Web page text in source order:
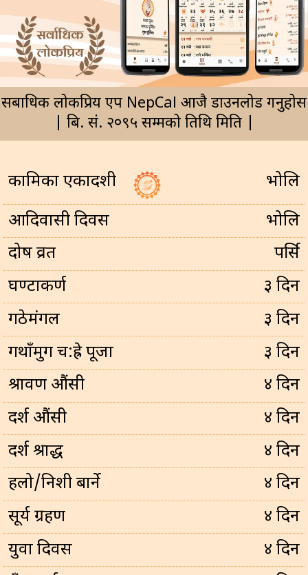
सर्बाधिक लोकप्रिय एप NepCal आजै डाउनलोड गर्नुहोस
| बि. सं. २०९५ सम्मको तिथि मिति |
कामिका एकादशी
भोलि
आदिवासी दिवस
भोलि
प्रदोष व्रत
पर्सि
घण्टाकर्ण
३ दिन
गठेमंगल
३ दिन
गथाँमुग च:ह्रे पूजा
३ दिन
श्रावण औंसी
४ दिन
दर्श औंसी
४ दिन
दर्श श्राद्ध
४ दिन
हलो/निशी बार्ने
४ दिन
सूर्य ग्रहण
४ दिन
युवा दिवस
४ दिन